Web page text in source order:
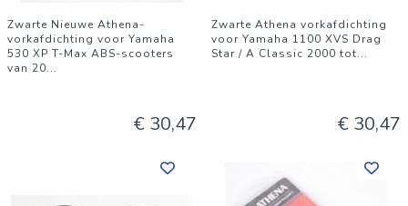
Zwarte Nieuwe Athena-
vorkafdichting voor Yamaha
530 XP T-Max ABS-scooters
van 20...
€ 30,47
Zwarte Athena vorkafdichting
voor Yamaha 1100 XVS Drag
Star / A Classic 2000 tot...
€ 30,47